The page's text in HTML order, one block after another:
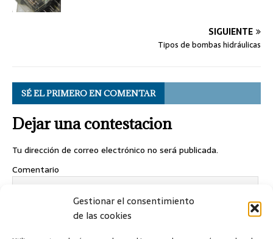
Gestionar el consentimiento
de las cookies
SIGUIENTE
Tipos de bombas hidráulicas
SÉ EL PRIMERO EN COMENTAR
Dejar una contestacion
Tu dirección de correo electrónico no será publicada.
Comentario